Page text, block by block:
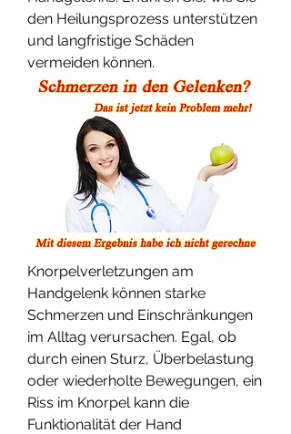
den Heilungsprozess unterstützen
und langfristige Schäden
vermeiden können.
Knorpelverletzungen am
Handgelenk können starke
Schmerzen und Einschränkungen
im Alltag verursachen. Egal, ob
durch einen Sturz, Überbelastung
oder wiederholte Bewegungen, ein
Riss im Knorpel kann die
Funktionalität der Hand